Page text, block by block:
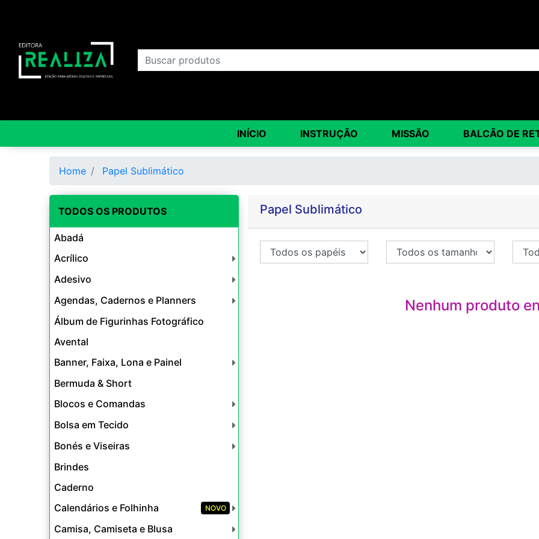
INÍCIO INSTRUÇÃO MISSÃO BALCÃO DE
Home Papel Sublimático
TODOS OS PRODUTOS
Abadá
Acrílico
Adesivo
Agendas, Cadernos e Planners
Álbum de Figurinhas Fotográfico
Avental
Banner, Faixa, Lona e Painel
Bermuda & Short
Blocos e Comandas
Bolsa em Tecido
Bonés e Viseiras
Brindes
Caderno
NOVO
Calendários e Folhinha
Camisa, Camiseta e Blusa
Papel Sublimático
Nenhum produto